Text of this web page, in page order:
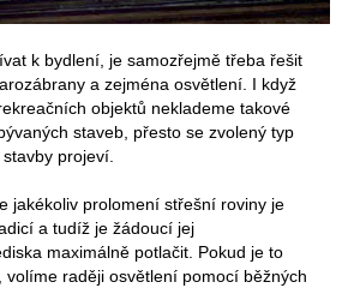
k bydlení, je samozřejmě třeba řešit
a zejména osvětlení. I když
objektů neklademe takové
staveb, přesto se zvolený typ
projeví.
jakékoliv prolomení střešní roviny je
a tudíž je žádoucí jej
maximálně potlačit. Pokud je to
volíme raději osvětlení pomocí běžných